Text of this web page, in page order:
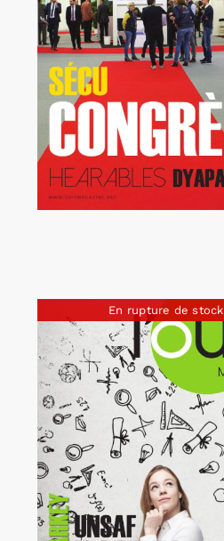
En rupture de stock